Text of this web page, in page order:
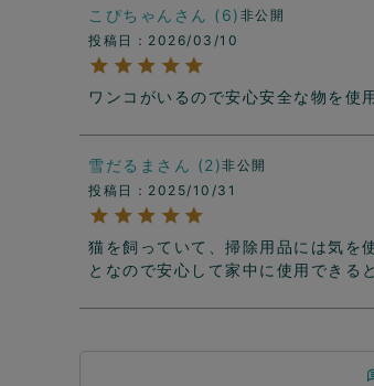
こぴちゃん 6 非公開
投稿日
2026/03/10
ワンコがいるので安心安全な物を使
雪だるま 2 非公開
投稿日
2025/10/31
猫を飼っていて、掃除用品には気を
となので安心して家中に使用できる